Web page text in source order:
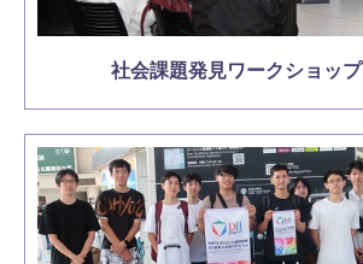
社会課題発見ワークショップ